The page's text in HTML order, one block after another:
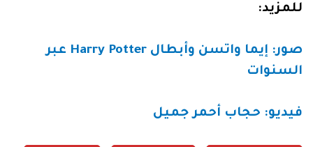
للمزيد:
صور: إيما واتسن وأبطال
عبر
السنوات
فيديو: حجاب أحمر جميل